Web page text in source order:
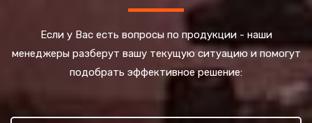
Если у Вас есть вопросы по продукции - наши
менеджеры разберут вашу текущую ситуацию и помогут
подобрать эффективное решение: